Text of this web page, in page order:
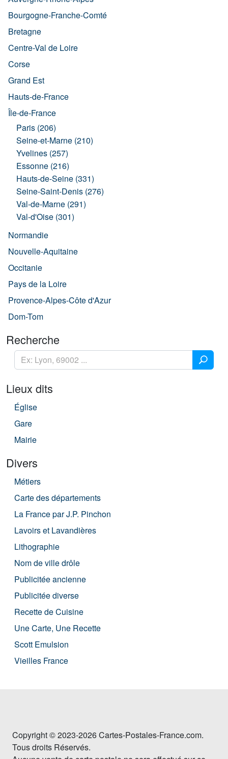
Bourgogne-Franche-Comté
Bretagne
Centre-Val de Loire
Corse
Grand Est
Hauts-de-France
Île-de-France
Paris (206)
Seine-et-Marne (210)
Yvelines (257)
Essonne (216)
Hauts-de-Seine (331)
Seine-Saint-Denis (276)
Val-de-Marne (291)
Val-d'Oise (301)
Normandie
Nouvelle-Aquitaine
Occitanie
Pays de la Loire
Provence-Alpes-Côte d'Azur
Dom-Tom
Recherche
Lieux dits
Église
Gare
Mairie
Divers
Métiers
Carte des départements
La France par J.P. Pinchon
Lavoirs et Lavandières
Lithographie
Nom de ville drôle
Publicitée ancienne
Publicitée diverse
Recette de Cuisine
Une Carte, Une Recette
Scott Emulsion
Vieilles France
Copyright © 2023-2026 Cartes-Postales-France.com.
Tous droits Réservés.